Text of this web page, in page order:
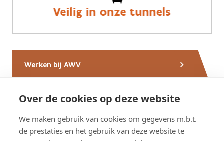
Over de cookies op deze website
We maken gebruik van cookies om gegevens m.b.t.
de prestaties en het gebruik van deze website te
Werken bij AWV